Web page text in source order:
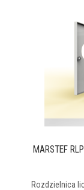
MARSTEF
Rozdzielnica